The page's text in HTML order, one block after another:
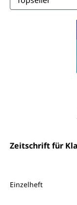
Zeitschrift für
Einzelheft